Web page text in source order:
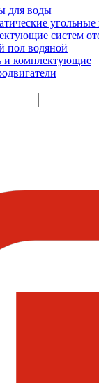
для воды
систем
пол водяной
и комплектующие